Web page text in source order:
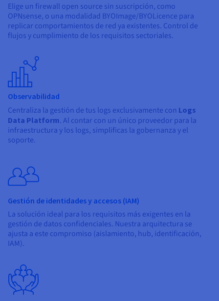
Elige un firewall open source sin suscripción, como
OPNsense, o una modalidad BYOImage/BYOLicence para
replicar comportamientos de red ya existentes. Control de
flujos y cumplimiento de los requisitos sectoriales.
Observabilidad
Centraliza la gestión de tus logs exclusivamente con Logs
Data Platform. Al contar con un único proveedor para la
infraestructura y los logs, simplificas la gobernanza y el
soporte.
Gestión de identidades y accesos (IAM)
La solución ideal para los requisitos más exigentes en la
gestión de datos confidenciales. Nuestra arquitectura se
ajusta a este compromiso (aislamiento, hub, identificación,
IAM).